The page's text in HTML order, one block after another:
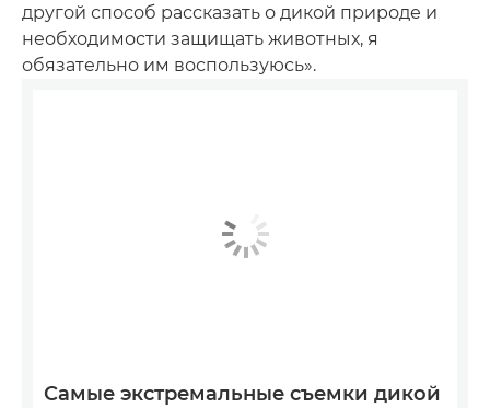
другой способ рассказать о дикой природе и
необходимости защищать животных, я
обязательно им воспользуюсь».
Самые экстремальные съемки дикой